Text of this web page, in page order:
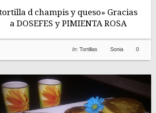
d champis y queso» Gracias
a DOSEFES y PIMIENTA ROSA
0
Sonia
In: Tortillas